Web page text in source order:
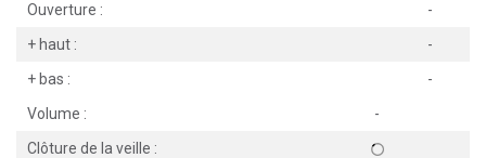
Ouverture :
-
+ haut :
-
+ bas :
-
Volume :
-
Clôture de la veille :